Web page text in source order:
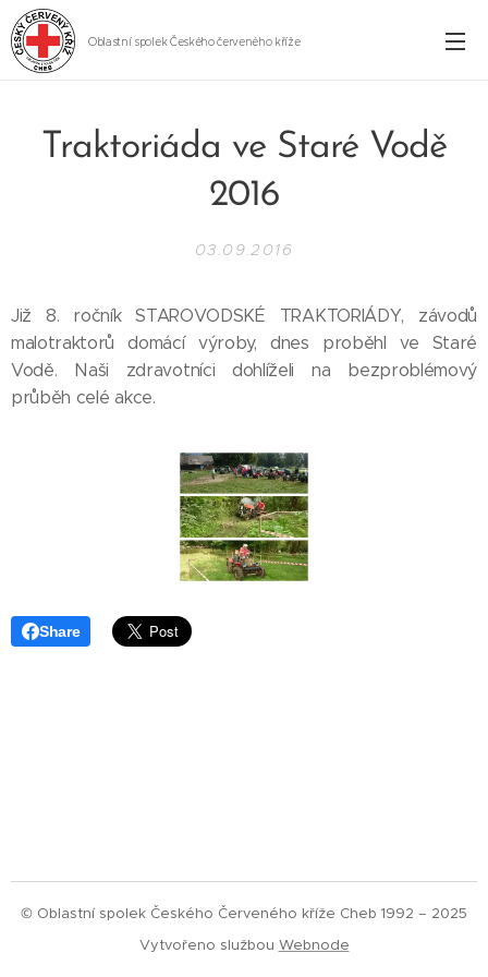
Oblastní spolek Českého červeného kříže
Traktoriáda ve Staré Vodě
2016
03.09.2016
Již 8. ročník STAROVODSKÉ TRAKTORIÁDY, závodů
malotraktorů domácí výroby, dnes proběhl ve Staré
Vodě. Naši zdravotníci dohlíželi na bezproblémový
průběh celé akce.
Share
© Oblastní spolek Českého Červeného kříže Cheb 1992 – 2025
Vytvořeno službou Webnode